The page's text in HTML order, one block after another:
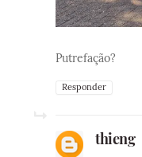
Putrefação?
Responder
thieng